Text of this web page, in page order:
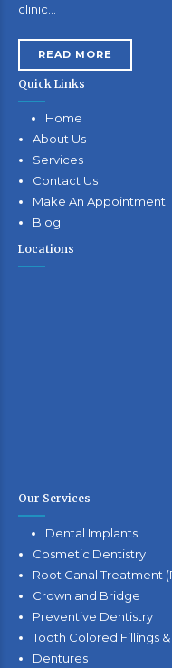
clinic…
READ MORE
Quick Links
Home
About Us
Services
Contact Us
Make An Appointment
Blog
Locations
Our Services
Dental Implants
Cosmetic Dentistry
Root Canal Treatment
Crown and Bridge
Preventive Dentistry
Tooth Colored Fillings
Dentures